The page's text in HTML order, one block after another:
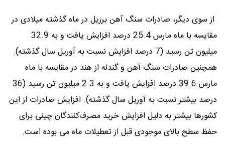
از سوی دیگر، صادرات سنگ آهن برزیل در ماه گذشته میلادی در
مقایسه با ماه مارس 25.4 درصد افزایش یافت و به 32.9
میلیون تن رسید (7 درصد افزایش نسبت به آوریل سال گذشته).
همچنین صادرات سنگ آهن و گندله از هند در مقایسه با ماه
مارس 39.6 درصد افزایش یافت و به 2.3 میلیون تن رسید (36
درصد بیشتر نسبت به آوریل سال گذشته). افزایش صادرات از این
کشورها بیشتر به دلیل افزایش خرید مصرف‌کنندگان چینی برای
حفظ سطح بالای موجودی قبل از تعطیلات ماه می بوده است.